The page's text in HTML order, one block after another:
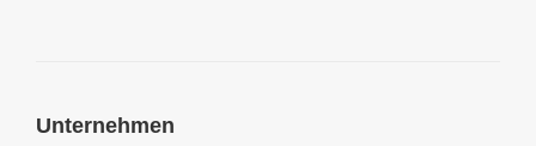
Unternehmen